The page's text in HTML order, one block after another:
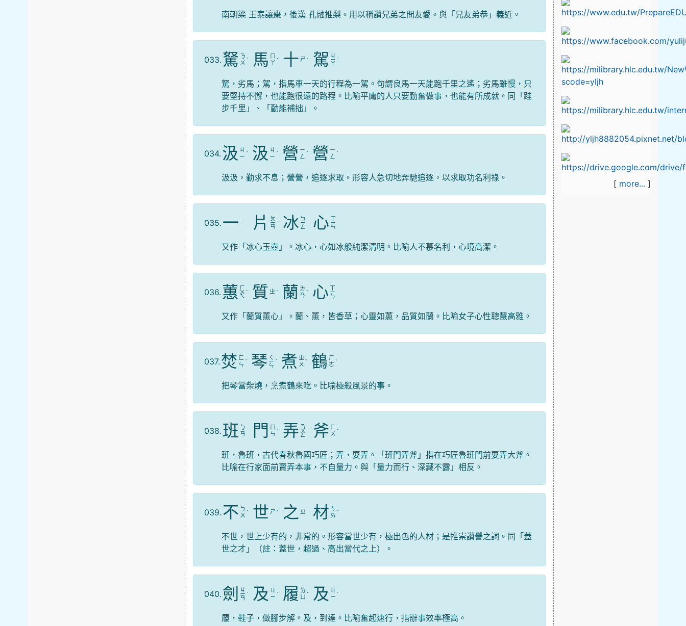
南朝梁 王泰讓棗，後漢 孔融推梨。用以稱讚兄弟之間友愛。與「兄友弟恭」義近。
033. 駑 ㄋ
ㄨ ˊ 馬 ㄇ
ㄚ ˇ 十 ㄕ ˊ 駕 ㄐ
ㄧ
ㄚ
ˋ
駑，劣馬；駕，指馬車一天的行程為一駕。句謂良馬一天能跑千里之遙；劣馬雖慢，只
要堅持不懈，也能跑很遠的路程。比喻平庸的人只要勤奮做事，也能有所成就。同「跬
步千里」、「勤能補拙」。
034. 汲 ㄐ
ㄧ ˊ 汲 ㄐ
ㄧ ˊ 營 ㄧ
ㄥ ˊ 營 ㄧ
ㄥ ˊ
汲汲，勤求不息；營營，追逐求取。形容人急切地奔馳追逐，以求取功名利祿。
035. 一 ㄧ 片 ㄆ
ㄧ
ㄢ
ˋ 冰 ㄅ
ㄧ
ㄥ 心 ㄒ
ㄧ
ㄣ
又作「冰心玉壺」。冰心，心如冰般純潔清明。比喻人不慕名利，心境高潔。
036. 蕙 ㄏ
ㄨ
ㄟ
ˋ 質 ㄓ ˊ 蘭 ㄌ
ㄢ ˊ 心 ㄒ
ㄧ
ㄣ
又作「蘭質蕙心」。蘭、蕙，皆香草；心靈如蕙，品質如蘭。比喻女子心性聰慧高雅。
037. 焚 ㄈ
ㄣ ˊ 琴 ㄑ
ㄧ
ㄣ
ˊ 煮 ㄓ
ㄨ ˇ 鶴 ㄏ
ㄜ ˋ
把琴當柴燒，烹煮鶴來吃。比喻極殺風景的事。
038. 班 ㄅ
ㄢ
門
ㄇ
ㄣ ˊ 弄 ㄋ
ㄨ
ㄥ
ˋ 斧 ㄈ
ㄨ ˇ
班，魯班，古代春秋魯國巧匠；弄，耍弄。「班門弄斧」指在巧匠魯班門前耍弄大斧。
比喻在行家面前賣弄本事，不自量力。與「量力而行、深藏不露」相反。
039. 不 ㄅ
ㄨ ˊ 世 ㄕ ˋ 之 ㄓ 材 ㄘ
ㄞ ˊ
不世，世上少有的，非常的。形容當世少有，極出色的人材；是推崇讚譽之詞。同「蓋
世之才」（註：蓋世，超過、高出當代之上）。
040. 劍 ㄐ
ㄧ
ㄢ
ˋ 及 ㄐ
ㄧ ˊ 履 ㄌ
ˇ 及 ㄐ
ㄧ ˊ
履，鞋子，做腳步解。及，到達。比喻奮起速行，指辦事效率極高。
[ more... ]